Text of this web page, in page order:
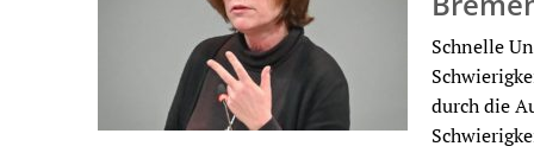
Schnelle
durch die